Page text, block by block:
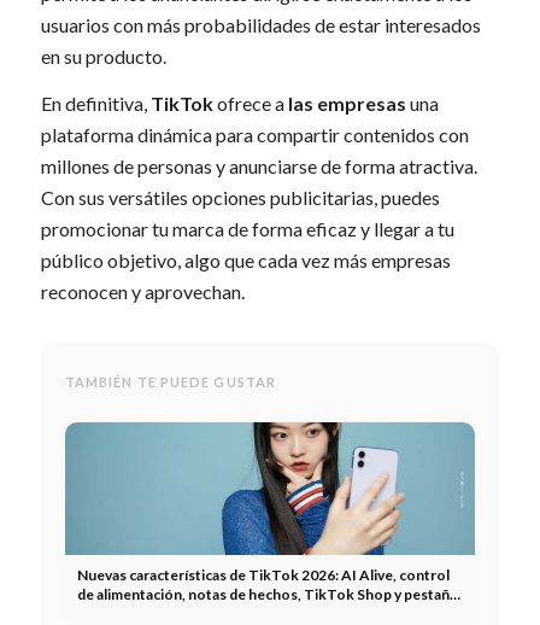
usuarios con más probabilidades de estar interesados
en su producto.
En definitiva, TikTokofrece a las empresas una
plataforma dinámica para compartir contenidos con
millones de personas y anunciarse de forma atractiva.
Con sus versátiles opciones publicitarias, puedes
promocionar tu marca de forma eficaz y llegar a tu
público objetivo, algo que cada vez más empresas
reconocen y aprovechan.
TAMBIÉN TE PUEDE GUSTAR
Nuevas características de TikTok 2026: AI Alive, control
de alimentación, notas de hechos, TikTok Shop y pestaña